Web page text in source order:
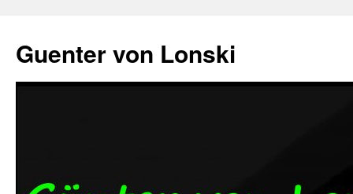
springen
Guenter von Lonski